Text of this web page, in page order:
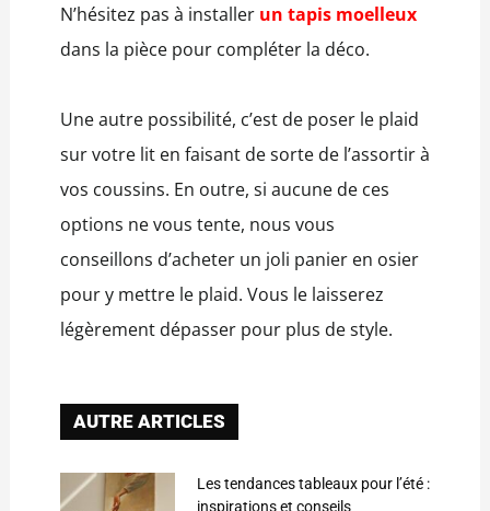
N’hésitez pas à installer un tapis moelleux
dans la pièce pour compléter la déco.
Une autre possibilité, c’est de poser le plaid
sur votre lit en faisant de sorte de l’assortir à
vos coussins. En outre, si aucune de ces
options ne vous tente, nous vous
conseillons d’acheter un joli panier en osier
pour y mettre le plaid. Vous le laisserez
légèrement dépasser pour plus de style.
AUTRE ARTICLES
Les tendances tableaux pour l’été :
inspirations et conseils